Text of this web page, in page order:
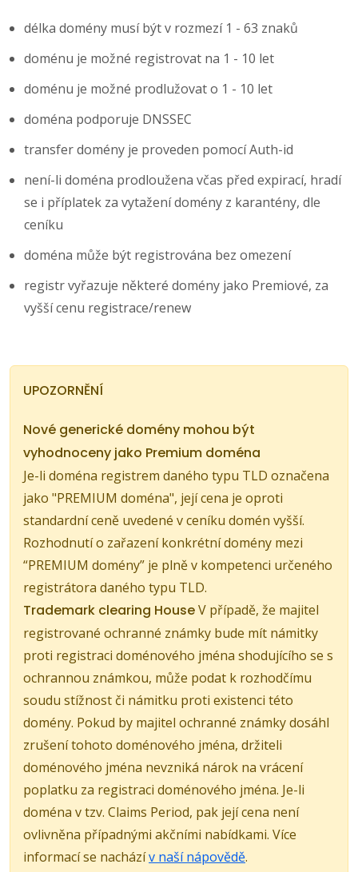
délka domény musí být v rozmezí 1 - 63 znaků
doménu je možné registrovat na 1 - 10 let
doménu je možné prodlužovat o 1 - 10 let
doména podporuje DNSSEC
transfer domény je proveden pomocí Auth-id
není-li doména prodloužena včas před expirací, hradí
se i příplatek za vytažení domény z karantény, dle
ceníku
doména může být registrována bez omezení
registr vyřazuje některé domény jako Premiové, za
vyšší cenu registrace/renew
UPOZORNĚNÍ
Nové generické domény mohou být
vyhodnoceny jako Premium doména
Je-li doména registrem daného typu TLD označena
jako "PREMIUM doména", její cena je oproti
standardní ceně uvedené v ceníku domén vyšší.
Rozhodnutí o zařazení konkrétní domény mezi
“PREMIUM domény” je plně v kompetenci určeného
registrátora daného typu TLD.
Trademark clearing HouseV případě, že majitel
registrované ochranné známky bude mít námitky
proti registraci doménového jména shodujícího se s
ochrannou známkou, může podat k rozhodčímu
soudu stížnost či námitku proti existenci této
domény. Pokud by majitel ochranné známky dosáhl
zrušení tohoto doménového jména, držiteli
doménového jména nevzniká nárok na vrácení
poplatku za registraci doménového jména. Je-li
doména v tzv. Claims Period, pak její cena není
ovlivněna případnými akčními nabídkami. Více
informací se nacházív naší nápovědě.